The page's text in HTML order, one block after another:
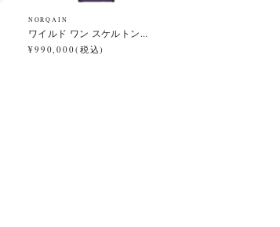
NORQAIN
ワイルド ワン スケルトン...
¥990,000(税込)